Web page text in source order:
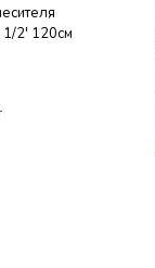
1/2' 120см